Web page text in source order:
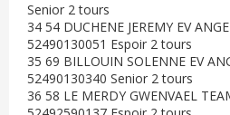
Senior 2 tours
34 54 DUCHENE JEREMY EV
52490130051 Espoir 2 tours
35 69 BILLOUIN SOLENNE EV
52490130340 Senior 2 tours
36 58 LE MERDY GWENVAEL